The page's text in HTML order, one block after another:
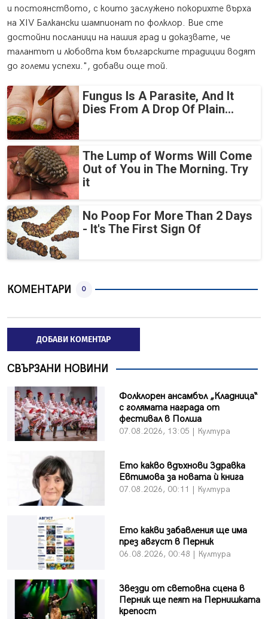
и постоянството, с които заслужено покорихте върха
на XIV Балкански шампионат по фолклор. Вие сте
достойни посланици на нашия град и доказвате, че
талантът и любовта към българските традиции водят
до големи успехи.", добави още той.
Fungus Is A Parasite, And It
Dies From A Drop Of Plain...
The Lump of Worms Will Come
Out of You in The Morning. Try
it
No Poop For More Than 2 Days
- It's The First Sign Of
КОМЕНТАРИ 0
ДОБАВИ КОМЕНТАР
СВЪРЗАНИ НОВИНИ
Фолклорен ансамбъл „Кладница“
с голямата награда от
фестивал в Полша
07.08.2026, 13:05 | Култура
Ето какво вдъхнови Здравка
Евтимова за новата ѝ книга
07.08.2026, 00:11 | Култура
Ето какви забавления ще има
през август в Перник
06.08.2026, 00:48 | Култура
Звезди от световна сцена в
Перник ще пеят на Пернишката
крепост